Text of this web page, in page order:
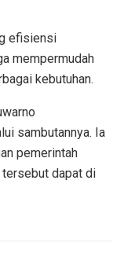
efisiensi
mempermudah
kebutuhan.
sambutannya. Ia
pemerintah
tersebut dapat di